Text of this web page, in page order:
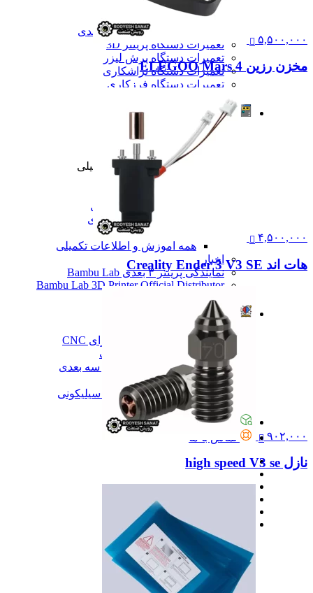
تعمیرات
تعمیرات دستگاه CNC
تعمیرات دستگاه اسکن سه بعدی
تعمیرات دستگاه پرینتر 3D
تعمیرات دستگاه برش لیزر
تعمیرات دستگاه تراشکاری
تعمیرات دستگاه فرزکاری
مقالات
مقالات
مقایسه دستگاه های صنعتی
آموزش و اطلاعات تکمیلی
آموزش و اطلاعات تکمیلی
آموزش فرزکاری
آموزش پرینتر سه بعدی
آموزش اسکنر سه بعدی
همه آموزش و اطلاعات تکمیلی
اخبار
نمایندگی پرینتر ۳ بعدی Bambu Lab
Bambu Lab 3D Printer Official Distributor
همه مقالات
آموزش
آموزش
آموزش نرم‌افزار G-code برای CNC
آموزش نرم‌افزار سالیدورک
آموزش جامع ساخت پرینتر سه بعدی
آموزش تراشکاری
آموزش کامل ساخت قالب سیلیکونی
همه آموزش
پیگیری سفارشات
تماس با ما
۵,۵۰۰,۰۰۰
مخزن رزین ELEGOO Mars 4
۴,۵۰۰,۰۰۰
هات اند Creality Ender 3 V3 SE
۹۰۲,۰۰۰
نازل high speed V3 se